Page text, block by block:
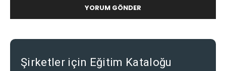
Şirketler için Eğitim Kataloğu